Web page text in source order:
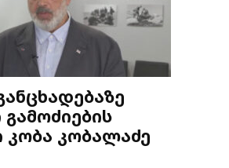
კობალაძე